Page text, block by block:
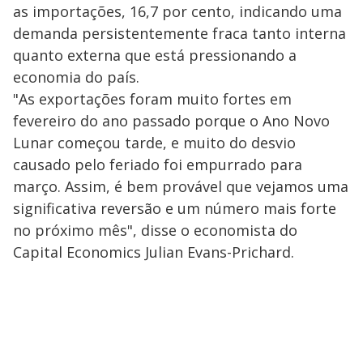
as importações, 16,7 por cento, indicando uma
demanda persistentemente fraca tanto interna
quanto externa que está pressionando a
economia do país.
"As exportações foram muito fortes em
fevereiro do ano passado porque o Ano Novo
Lunar começou tarde, e muito do desvio
causado pelo feriado foi empurrado para
março. Assim, é bem provável que vejamos uma
significativa reversão e um número mais forte
no próximo mês", disse o economista do
Capital Economics Julian Evans-Prichard.